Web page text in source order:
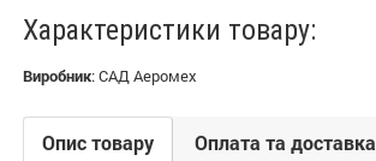
Характеристики товару:
Виробник:САД Аеромех
Опис товару Оплата та доставка